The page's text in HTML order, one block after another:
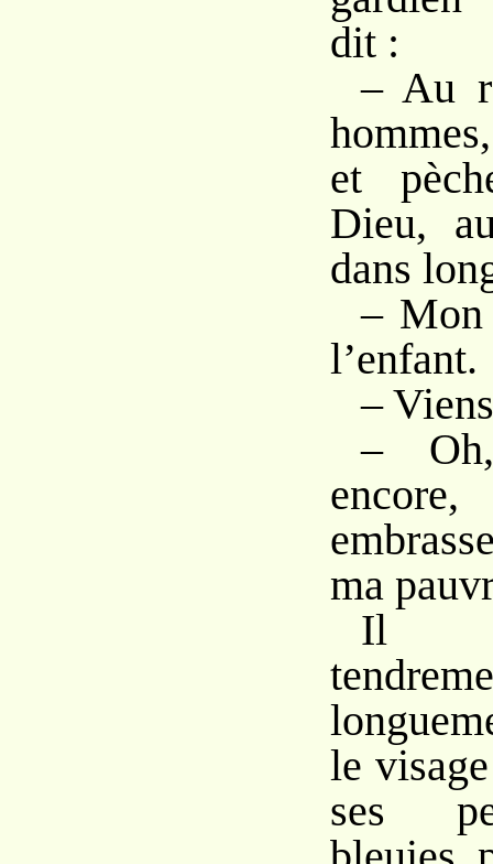
dit :
– Au
et
Dieu,
dans
– Mon
l’enfant.
–
–
ma
Il
le
ses